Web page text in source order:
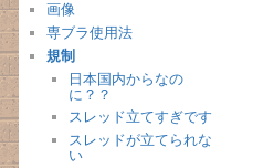
画像
専ブラ使用法
規制
日本国内からなの
に？？
スレッド立てすぎです
スレッドが立てられな
い